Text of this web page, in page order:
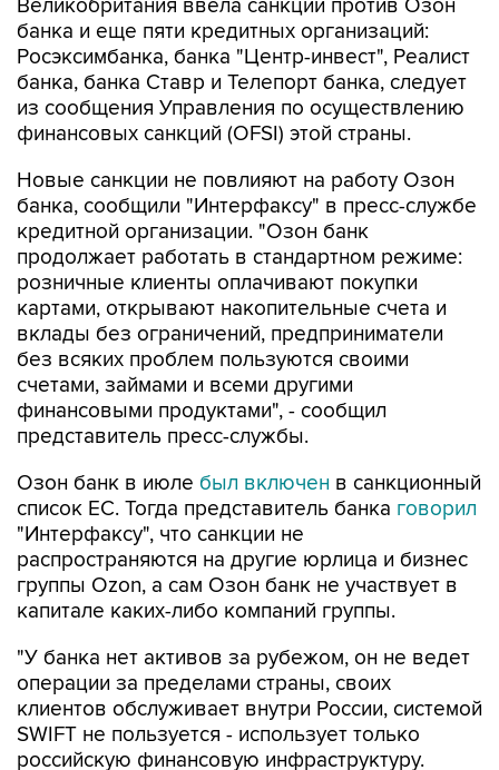
Великобритания ввела санкции против Озон
банка и еще пяти кредитных организаций:
Росэксимбанка, банка "Центр-инвест", Реалист
банка, банка Ставр и Телепорт банка, следует
из сообщения Управления по осуществлению
финансовых санкций (OFSI) этой страны.
Новые санкции не повлияют на работу Озон
банка, сообщили "Интерфаксу" в пресс-службе
кредитной организации. "Озон банк
продолжает работать в стандартном режиме:
розничные клиенты оплачивают покупки
картами, открывают накопительные счета и
вклады без ограничений, предприниматели
без всяких проблем пользуются своими
счетами, займами и всеми другими
финансовыми продуктами", - сообщил
представитель пресс-службы.
Озон банк в июле был включен в санкционный
список ЕС. Тогда представитель банка говорил
"Интерфаксу", что санкции не
распространяются на другие юрлица и бизнес
группы Ozon, а сам Озон банк не участвует в
капитале каких-либо компаний группы.
"У банка нет активов за рубежом, он не ведет
операции за пределами страны, своих
клиентов обслуживает внутри России, системой
SWIFT не пользуется - использует только
российскую финансовую инфраструктуру.